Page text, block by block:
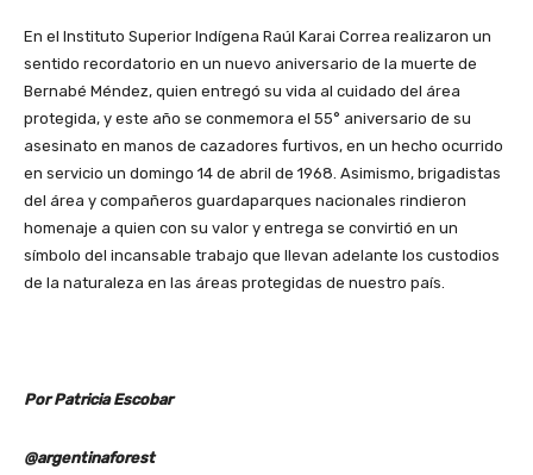
En el Instituto Superior Indígena Raúl Karai Correa realizaron un
sentido recordatorio en un nuevo aniversario de la muerte de
Bernabé Méndez, quien entregó su vida al cuidado del área
protegida, y este año se conmemora el 55° aniversario de su
asesinato en manos de cazadores furtivos, en un hecho ocurrido
en servicio un domingo 14 de abril de 1968. Asimismo, brigadistas
del área y compañeros guardaparques nacionales rindieron
homenaje a quien con su valor y entrega se convirtió en un
símbolo del incansable trabajo que llevan adelante los custodios
de la naturaleza en las áreas protegidas de nuestro país.
Por Patricia Escobar
@argentinaforest